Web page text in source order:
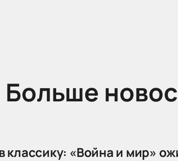
Больше
классику: «Война и мир»